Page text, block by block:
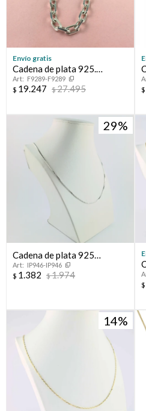
Envío gratis
Cadena de plata 925.
Modelo, FORCET.
F9289-F9289
$ 19.247 $27.495 $
29
Cadena de plata 925
rodinada.
IP946-IP946
$ 1.382 $1.974
$
14